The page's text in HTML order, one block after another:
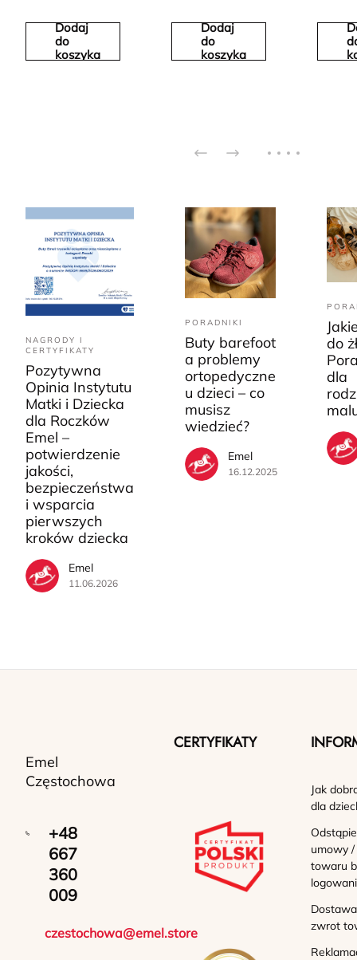
Dodaj
do
koszyka
Dodaj
do
koszyka
NAGRODY I
CERTYFIKATY
Pozytywna
Opinia Instytutu
Matki i Dziecka
dla Roczków
Emel –
potwierdzenie
jakości,
bezpieczeństwa
i wsparcia
pierwszych
kroków dziecka
Emel
11.06.2026
PORADNIKI
Buty barefoot
a problemy
ortopedyczne
u dzieci – co
musisz
wiedzieć?
Emel
16.12.2025
do
dla
Emel
Częstochowa
+48
667
360
009
czestochowa@emel.store
CERTYFIKATY
Jak
dla
umowy
towaru
zwrot